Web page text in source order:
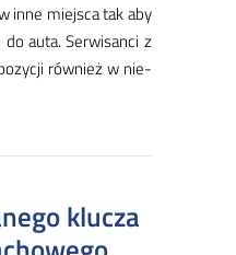
in­ne miej­sca tak aby
au­ta. Ser­wi­san­ci z
rów­nież w nie­
klucza